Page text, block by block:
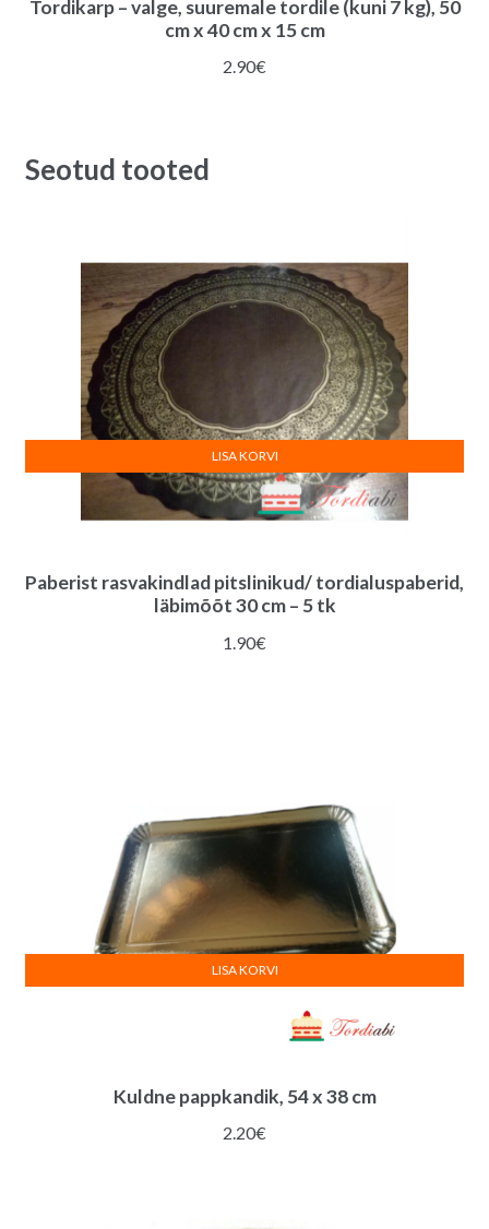
Tordikarp – valge, suuremale tordile (kuni 7 kg), 50
cm x 40 cm x 15 cm
2.90€
Seotud tooted
Paberist rasvakindlad pitslinikud/ tordialuspaberid,
läbimõõt 30 cm – 5 tk
1.90€
LISA KORVI
Kuldne pappkandik, 54 x 38 cm
2.20€
LISA KORVI